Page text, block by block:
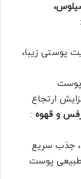
پوستی زیبا،
ارتجاع
و قهوه :
جذب سریع
طبیعی پوست